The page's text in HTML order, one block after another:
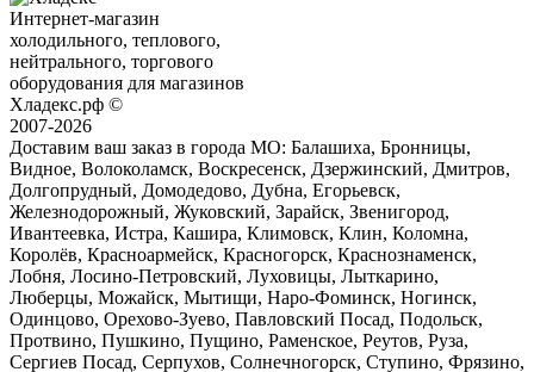
Интернет-магазин
холодильного, теплового,
нейтрального, торгового
оборудования для магазинов
Хладекс.рф ©
2007-2026
Доставим ваш заказ в города МО: Балашиха, Бронницы,
Видное, Волоколамск, Воскресенск, Дзержинский, Дмитров,
Долгопрудный, Домодедово, Дубна, Егорьевск,
Железнодорожный, Жуковский, Зарайск, Звенигород,
Ивантеевка, Истра, Кашира, Климовск, Клин, Коломна,
Королёв, Красноармейск, Красногорск, Краснознаменск,
Лобня, Лосино-Петровский, Луховицы, Лыткарино,
Люберцы, Можайск, Мытищи, Наро-Фоминск, Ногинск,
Одинцово, Орехово-Зуево, Павловский Посад, Подольск,
Протвино, Пушкино, Пущино, Раменское, Реутов, Руза,
Сергиев Посад, Серпухов, Солнечногорск, Ступино, Фрязино,